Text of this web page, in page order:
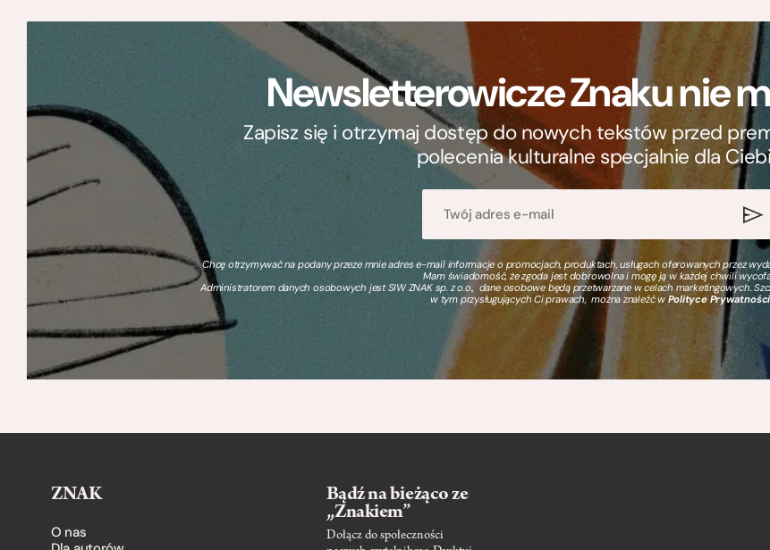
Newsletterowicze Znaku nie
Zapisz się i otrzymaj dostęp do nowych tekstów przed
polecenia kulturalne specjalnie dla
Chcę otrzymywać na podany przeze mnie adres e-mail informacje o promocjach, produktach, usługach oferowanych przez
Mam świadomość, że zgoda jest dobrowolna i mogę ją w każdej chwili
Administratorem danych osobowych jest SIW ZNAK sp. z o.o., dane osobowe będą przetwarzane w celach marketingowych.
w tym przysługujących Ci prawach, można znaleźć wPolityce Prywatności
ZNAK
O nas
Bądź na bieżąco ze
„Znakiem”
Dołącz do społeczności